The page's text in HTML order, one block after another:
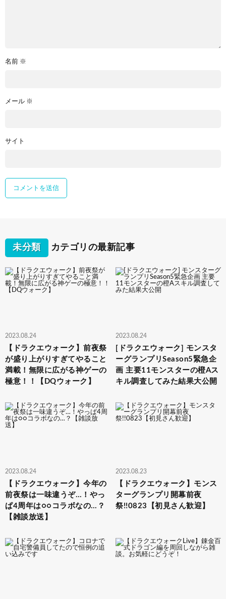
名前 ※
メール ※
サイト
未分類 カテゴリの最新記事
2023.08.24
【ドラクエウォーク】前夜祭
が盛り上がりすぎてやること
満載！無限に広がる神ゲーの
極意！！【DQウォーク】
2023.08.24
[ドラクエウォーク] モンスタ
ーグランプリSeason5緊急企
画 主要11モンスターの橙Aス
キル調査してみた結果大公開
2023.08.24
【ドラクエウォーク】今年の
前夜祭は一味違うぞ…！やっ
ぱ4周年は○○コラボなの…？
【雑談放送】
2023.08.23
【ドラクエウォーク】モンス
ターグランプリ開幕前夜
祭!!0823【初見さん歓迎】